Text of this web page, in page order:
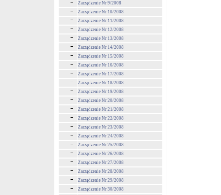
Zarządzenie Nr 9/2008
Zarządzenie Nr 10/2008
Zarządzenie Nr 11/2008
Zarządzenie Nr 12/2008
Zarządzenie Nr 13/2008
Zarządzenie Nr 14/2008
Zarządzenie Nr 15/2008
Zarządzenie Nr 16/2008
Zarządzenie Nr 17/2008
Zarządzenie Nr 18/2008
Zarządzenie Nr 19/2008
Zarządzenie Nr 20/2008
Zarządzenie Nr 21/2008
Zarządzenie Nr 22/2008
Zarządzenie Nr 23/2008
Zarządzenie Nr 24/2008
Zarządzenie Nr 25/2008
Zarządzenie Nr 26/2008
Zarządzenie Nr 27/2008
Zarządzenie Nr 28/2008
Zarządzenie Nr 29/2008
Zarządzenie Nr 30/2008